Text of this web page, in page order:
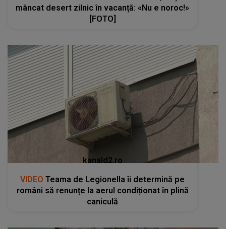
mâncat desert zilnic în vacanță: «Nu e noroc!»
[FOTO]
kanald2.ro
VIDEO Teama de Legionella îi determină pe
români să renunțe la aerul condiționat în plină
caniculă